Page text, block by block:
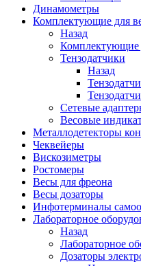
Динамометры
Комплектующие для
Назад
Комплектующие
Тензодатчики
Назад
Сетевые
Весовые
Металлодетекторы
Чеквейеры
Вискозиметры
Ростомеры
Весы для фреона
Весы дозаторы
Инфотерминалы
Лабораторное
Назад
Лабораторное
Дозаторы